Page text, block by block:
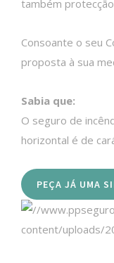
também
Consoante o seu
proposta à sua
Sabia que:
O seguro de
horizontal é de
PEÇA JÁ UMA